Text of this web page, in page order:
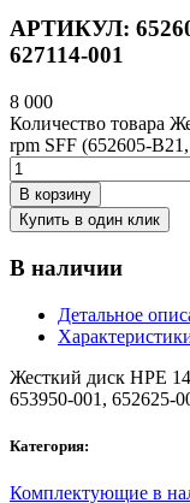
АРТИКУЛ:
627114-001
8 000
Количество товара
rpm SFF (652605-
В корзину
Купить в один клик
В наличии
Детальное
Жесткий диск HPE
653950-001, 652625-
Категория:
Комплектующие в